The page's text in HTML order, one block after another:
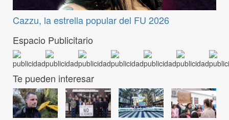
Cazzu, la estrella popular del FU 2026
Espacio Publicitario
Te pueden interesar